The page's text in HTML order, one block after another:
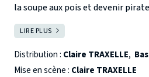
la soupe aux pois et devenir
semé d'embûches quand on est
quand le poissonnier du village
elle à se faire embarquer sur le
Jack BrasGros et à trouver le
LIRE PLUS
Distribution : Claire TRAXELLE,
Mise en scène : Claire TRAXELLE